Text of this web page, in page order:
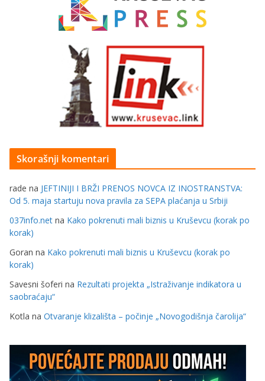
Skorašnji komentari
rade na JEFTINIJI I BRŽI PRENOS NOVCA IZ INOSTRANSTVA:
Od 5. maja startuju nova pravila za SEPA plaćanja u Srbiji
037info.net na Kako pokrenuti mali biznis u Kruševcu (korak po
korak)
Goran na Kako pokrenuti mali biznis u Kruševcu (korak po
korak)
Savesni šoferi na Rezultati projekta „Istraživanje indikatora u
saobraćaju“
Kotla na Otvaranje klizališta – počinje „Novogodišnja čarolija“